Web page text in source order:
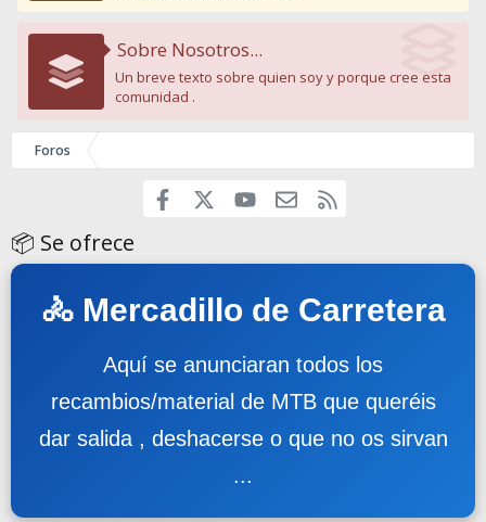
Sobre Nosotros...
Un breve texto sobre quien soy y porque cree esta
comunidad .
Foros
Facebook youtubeContáctanos
📦 Se ofrece
🚴 Mercadillo de Carretera
Aquí se anunciaran todos los
recambios/material de MTB que queréis
dar salida , deshacerse o que no os sirvan
...